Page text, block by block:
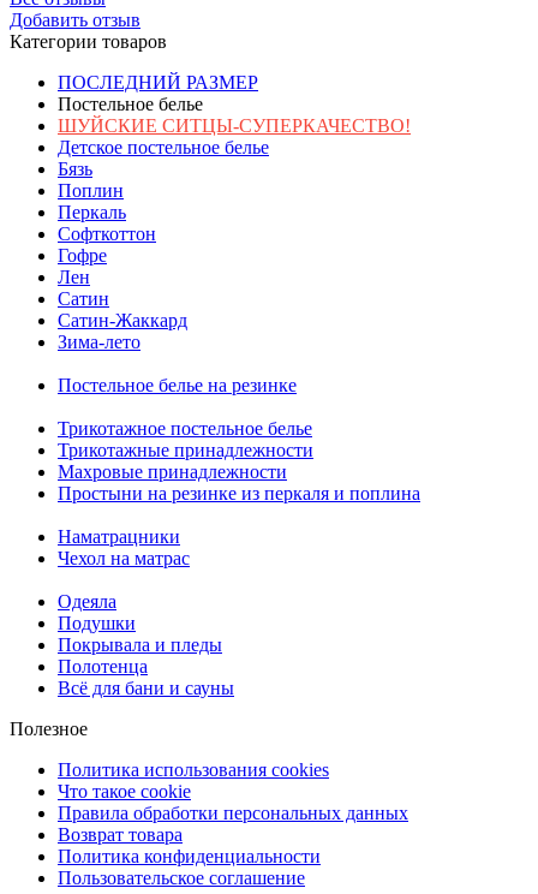
Добавить отзыв
Категории товаров
ПОСЛЕДНИЙ РАЗМЕР
Постельное белье
ШУЙСКИЕ СИТЦЫ-СУПЕРКАЧЕСТВО!
Детское постельное белье
Бязь
Поплин
Перкаль
Софткоттон
Гофре
Лен
Сатин
Сатин-Жаккард
Зима-лето
Постельное белье на резинке
Трикотажное постельное белье
Трикотажные принадлежности
Махровые принадлежности
Простыни на резинке из перкаля и поплина
Наматрацники
Чехол на матрас
Одеяла
Подушки
Покрывала и пледы
Полотенца
Всё для бани и сауны
Полезное
Политика использования cookies
Что такое cookie
Правила обработки персональных данных
Возврат товара
Политика конфиденциальности
Пользовательское соглашение